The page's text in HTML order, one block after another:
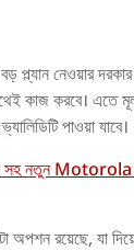
নেওয়ার
কাজ করবে। এতে
পাওয়া যাবে।
সহ নতুন Motorola
অপশন রয়েছে, যা